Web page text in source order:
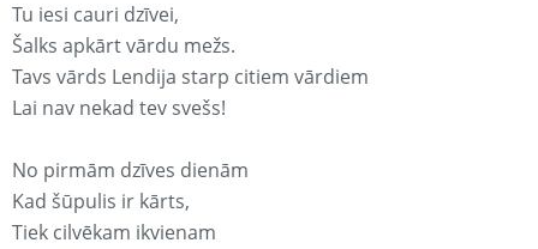
Tu iesi cauri dzīvei,
Šalks apkārt vārdu mežs.
Tavs vārds Lendija starp citiem vārdiem
Lai nav nekad tev svešs!
No pirmām dzīves dienām
Kad šūpulis ir kārts,
Tiek cilvēkam ikvienam